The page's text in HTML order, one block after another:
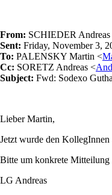
From: SCHIEDER Andreas
Sent: Friday, November 3,
To: PALENSKY Martin <
Cc: SORETZ Andreas <
Subject: Fwd: Sodexo
Lieber Martin,
Jetzt wurde den KollegInnen
Bitte um konkrete
LG Andreas